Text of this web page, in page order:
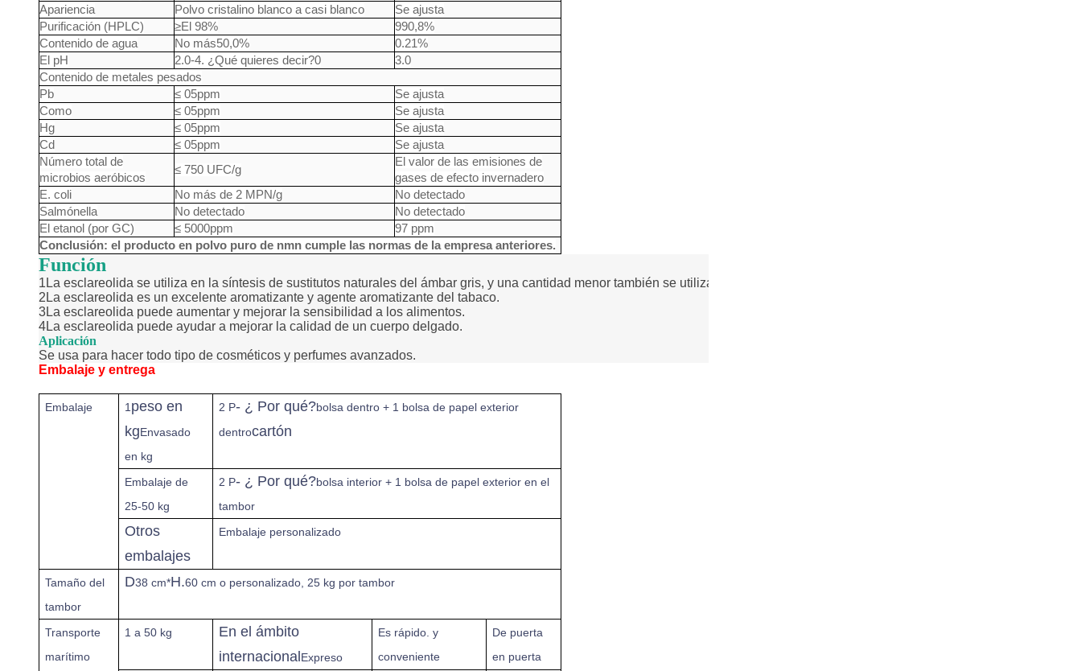
Apariencia Polvo cristalino blanco a casi blanco
Se ajusta
Purificación (HPLC)
≥El 98%
990,8%
Contenido de agua
No más50,0%
0.21%
El pH
2.0-4. ¿Qué quieres decir?0
3.0
Contenido de metales pesados
Pb
≤ 05ppm
Se ajusta
Como
≤ 05ppm
Se ajusta
Hg
≤ 05ppm
Se ajusta
Cd
≤ 05ppm
Se ajusta
Número total de
microbios aeróbicos
≤ 750 UFC/g
El valor de las emisiones de
gases de efecto invernadero
E. coli
No más de 2 MPN/g
No detectado
Salmónella
No detectado
No detectado
El etanol (por GC)
≤ 5000ppm
97 ppm
Conclusión: el producto en polvo puro de nmn cumple las normas de la empresa anteriores.
Función
1La esclareolida se utiliza en la síntesis de sustitutos naturales del ámbar gris, y una cantidad menor también se utiliza en la mezcla de fragancias.
2La esclareolida es un excelente aromatizante y agente aromatizante del tabaco.
3La esclareolida puede aumentar y mejorar la sensibilidad a los alimentos.
4La esclareolida puede ayudar a mejorar la calidad de un cuerpo delgado.
Aplicación
Se usa para hacer todo tipo de cosméticos y perfumes avanzados.
Embalaje y entrega
Embalaje 1 peso en
kgEnvasado
en kg
2 P- ¿ Por qué?bolsa dentro + 1 bolsa de papel exterior
dentrocartón
Embalaje de
25-50 kg
2 P- ¿ Por qué?bolsa interior + 1 bolsa de papel exterior en el
tambor
Otros
embalajes
Embalaje personalizado
Tamaño del
tambor
D38 cm*H.60 cm o personalizado, 25 kg por tambor
Transporte
marítimo
1 a 50 kg
En el ámbito
internacional Expreso
Es rápido. y
conveniente
De puerta
en puerta